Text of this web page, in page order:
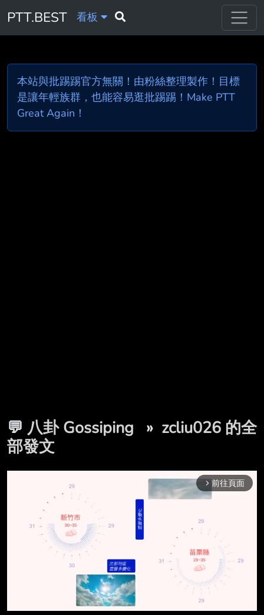
PTT.BEST 看板
本站與批踢踢官方無關！由粉絲整理製作！目標
是讓年輕族群，也能容易逛批踢踢！Make PTT
Great Again！
💬 八卦 Gossiping » zcliu026 的全
部發文
arrow_forward_ios 前往頁面